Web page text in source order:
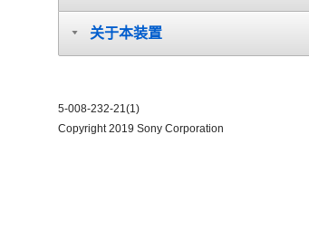
关于本装置
5-008-232-21(1)
Copyright 2019 Sony Corporation